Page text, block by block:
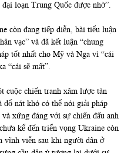
loạn Trung Quốc được nhờ”.
còn đang tiếp diễn, bài tiểu luận
vạc” và đã kết luận “chung
tốt nhất cho Mỹ và Nga vì “cái
“cái sẽ mất”.
cuộc chiến tranh xâm lược tàn
đổ nát khó có thể nói giải pháp
xứng đáng với sự chiến đấu anh
kể đến triển vọng Ukraine còn
vĩnh viễn sau khi người dân ở